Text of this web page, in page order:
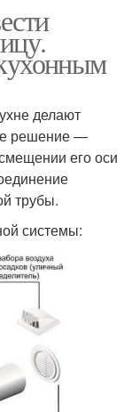
делают
решение —
его оси
трубы.
системы: